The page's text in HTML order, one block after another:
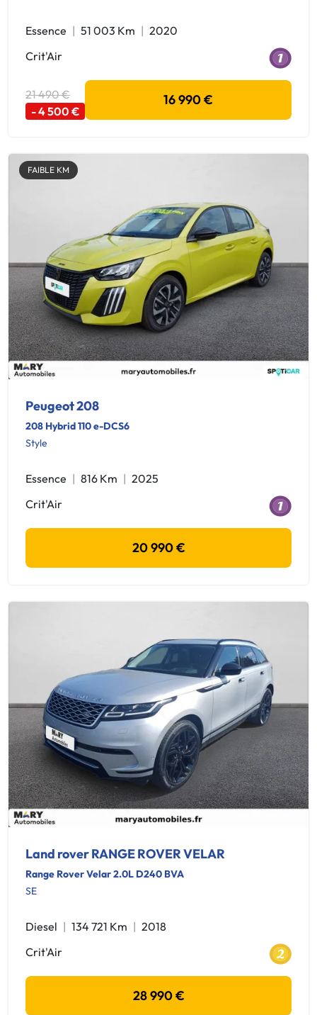
Essence 51 003 Km
2020
Crit'Air
21 490 €
- 4 500 €
16 990 €
FAIBLE KM
Peugeot 208
208 Hybrid 110 e-DCS6
Style
Essence 816 Km
2025
Crit'Air
20 990 €
Land rover RANGE ROVER VELAR
Range Rover Velar 2.0L D240 BVA
SE
Diesel 134 721 Km
2018
Crit'Air
28 990 €